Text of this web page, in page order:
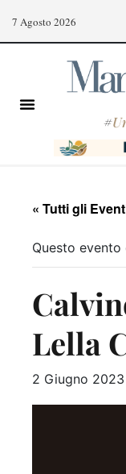
7 Agosto 2026
#
« Tutti gli
Questo evento
Lella
2 Giugno 2023